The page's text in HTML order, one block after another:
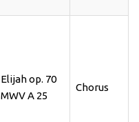
Elijah op. 70
MWV A 25
Chorus